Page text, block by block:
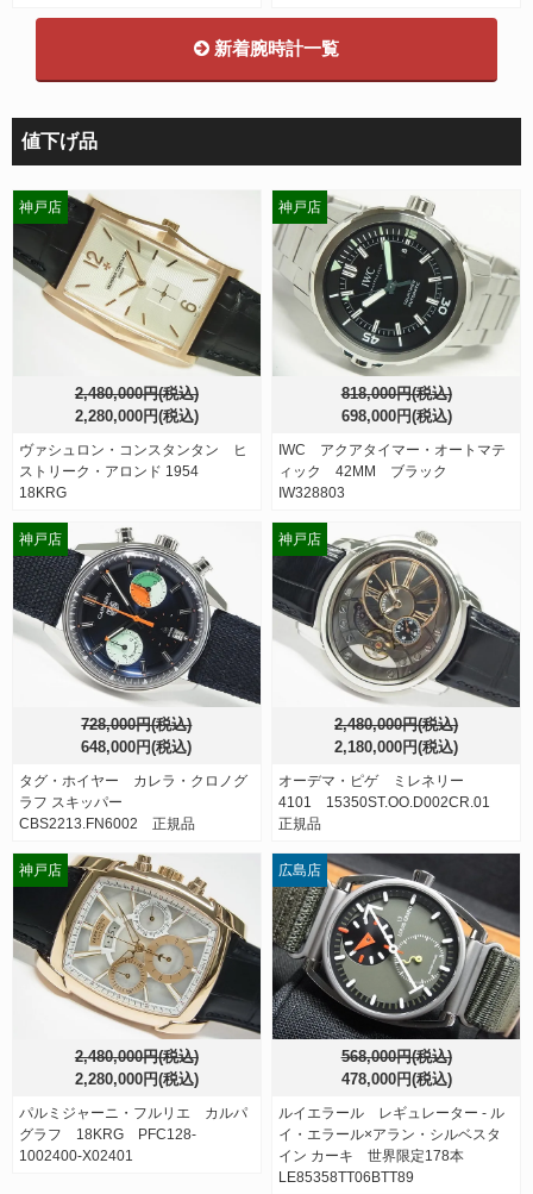
新着腕時計一覧
値下げ品
2,480,000円(税込)
2,280,000円(税込)
ヴァシュロン・コンスタンタン ヒ
ストリーク・アロンド 1954
18KRG
神戸店
818,000円(税込)
698,000円(税込)
IWC アクアタイマー・オートマテ
ィック 42MM ブラック
IW328803
神戸店
728,000円(税込)
648,000円(税込)
タグ・ホイヤー カレラ・クロノグ
ラフ スキッパー
CBS2213.FN6002 正規品
神戸店
2,480,000円(税込)
2,180,000円(税込)
オーデマ・ピゲ ミレネリー
4101 15350ST.OO.D002CR.01
正規品
神戸店
2,480,000円(税込)
2,280,000円(税込)
パルミジャーニ・フルリエ カルパ
グラフ 18KRG PFC128-
1002400-X02401
神戸店
568,000円(税込)
478,000円(税込)
ルイエラール レギュレーター - ル
イ・エラール×アラン・シルベスタ
イン カーキ 世界限定178本
LE85358TT06BTT89
広島店